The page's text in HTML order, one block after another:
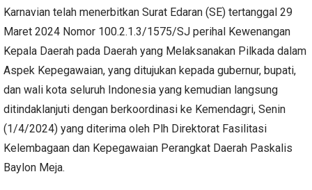
Karnavian telah menerbitkan Surat Edaran (SE) tertanggal 29
Maret 2024 Nomor 100.2.1.3/1575/SJ perihal Kewenangan
Kepala Daerah pada Daerah yang Melaksanakan Pilkada dalam
Aspek Kepegawaian, yang ditujukan kepada gubernur, bupati,
dan wali kota seluruh Indonesia yang kemudian langsung
ditindaklanjuti dengan berkoordinasi ke Kemendagri, Senin
(1/4/2024) yang diterima oleh Plh Direktorat Fasilitasi
Kelembagaan dan Kepegawaian Perangkat Daerah Paskalis
Baylon Meja.